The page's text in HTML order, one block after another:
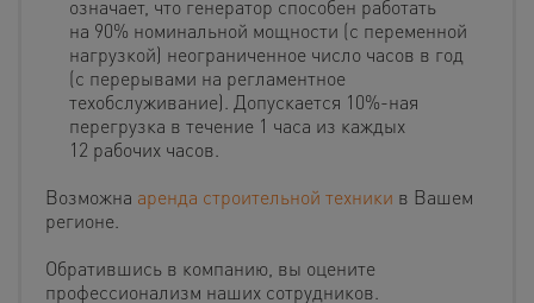
означает, что генератор способен работать
на 90% номинальной мощности (с переменной
нагрузкой) неограниченное число часов в год
(с перерывами на регламентное
техобслуживание). Допускается 10%-ная
перегрузка в течение 1 часа из каждых
12 рабочих часов.
Возможна аренда строительной техники в Вашем
регионе.
Обратившись в компанию, вы оцените
профессионализм наших сотрудников.